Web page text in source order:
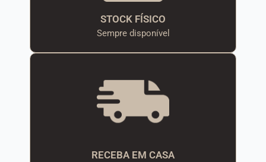
STOCK FÍSICO
Sempre disponível
RECEBA EM CASA